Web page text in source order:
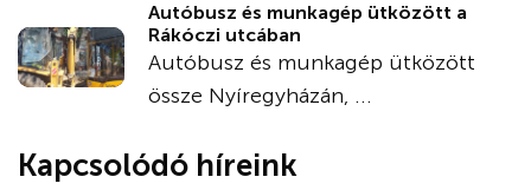
Autóbusz és munkagép ütközött a
Rákóczi utcában
Autóbusz és munkagép ütközött
össze Nyíregyházán, ...
Kapcsolódó híreink